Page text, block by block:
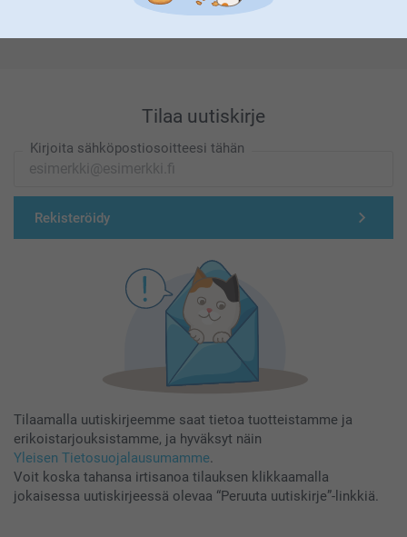
Olemme täällä sinun vuoksesi
Tilaa uutiskirje
Kirjoita sähköpostiosoitteesi tähän
Rekisteröidy
Tilaamalla uutiskirjeemme saat tietoa tuotteistamme ja
erikoistarjouksistamme, ja hyväksyt näin
Yleisen Tietosuojalausumamme.
Voit koska tahansa irtisanoa tilauksen klikkaamalla
jokaisessa uutiskirjeessä olevaa “Peruuta uutiskirje”-linkkiä.